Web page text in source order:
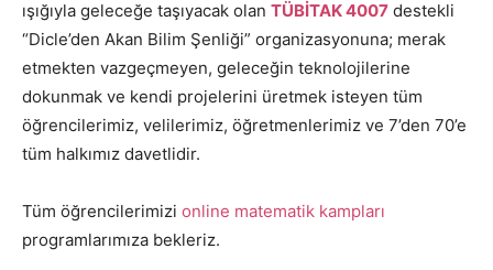
ışığıyla geleceğe taşıyacak olan TÜBİTAK 4007 destekli
“Dicle’den Akan Bilim Şenliği” organizasyonuna; merak
etmekten vazgeçmeyen, geleceğin teknolojilerine
dokunmak ve kendi projelerini üretmek isteyen tüm
öğrencilerimiz, velilerimiz, öğretmenlerimiz ve 7’den 70’e
tüm halkımız davetlidir.
Tüm öğrencilerimizi online matematik kampları
programlarımıza bekleriz.